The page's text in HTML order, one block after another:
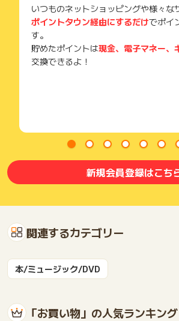
京都木津川 名代 笠庄(nadai-
防犯カメラ専門店 アルコム(aru)
マイステッカー(mysticker)
メガネ・サングラスのThat’s(thats)
MONO-MART楽天市場店(mono-mart)
クリスマス屋(xmas-ya)
アンド ハビット(kobe-beauty-labo)
蜂蜜の専門店、かの蜂(kanohachi)
健康寝具専門店 くじめ屋(waraoha)
スーパーフード＆自然食品のハンズ
友達紹介還元ポイント10％のサービスとな
※本広告は以下に関する調査依頼を一切お受
ポイントタウンサポートでも対応いたしか
のうえご利用ください。
・非承認理由
いつものネットショッピングや様々な
ポイントタウン経由にするだけでポイ
す。
貯めたポイントは現金、電子マネー、
交換できるよ！
新規会員登録はこち
関連するカテゴリー
本/ミュージック/DVD
「お買い物」の人気ランキング